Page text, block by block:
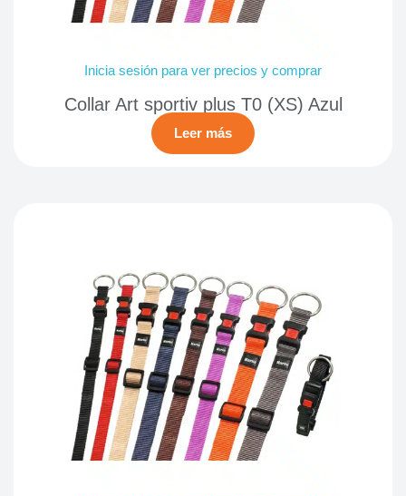
Inicia sesión para ver precios y comprar
Collar Art sportiv plus T0 (XS) Azul
Leer más